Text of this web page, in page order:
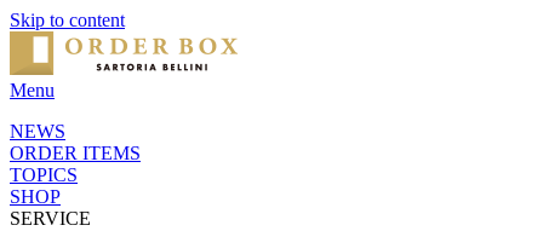
Skip to content
Menu
NEWS
ORDER ITEMS
TOPICS
SHOP
SERVICE